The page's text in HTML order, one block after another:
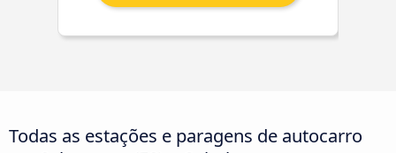
Todas as estações e paragens de autocarro